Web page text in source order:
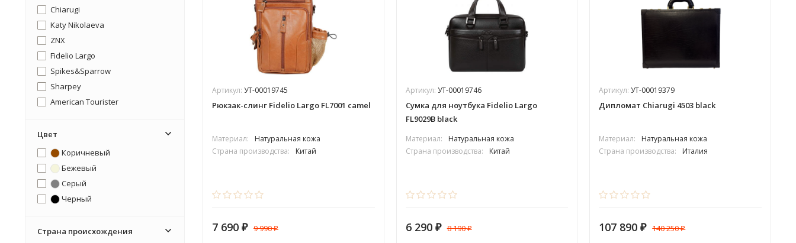
Chiarugi
Katy Nikolaeva
ZNX
Fidelio Largo
Spikes&Sparrow
Sharpey
American Tourister
Цвет
Коричневый
Бежевый
Серый
Черный
Страна происхождения
Артикул: УТ-00019745
Рюкзак-слинг Fidelio Largo FL7001 camel
Материал:
Натуральная кожа
Страна производства:
Китай
7 690 ₽ 9 990₽
Артикул: УТ-00019746
Сумка для ноутбука Fidelio Largo
FL9029B black
Материал:
Натуральная кожа
Страна производства:
Китай
6 290 ₽ 8 190₽
Артикул:УТ-00019379
Дипломат Chiarugi 4503 black
Материал:
Натуральная кожа
Страна производства:
Италия
107 890₽ 140 250₽